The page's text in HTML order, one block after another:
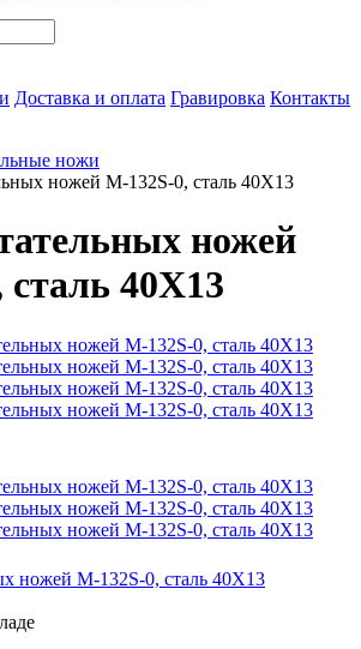
Доставка и оплата Гравировка Контакты
ножи
ножей M-132S-0, сталь 40Х13
ножей
сталь 40Х13